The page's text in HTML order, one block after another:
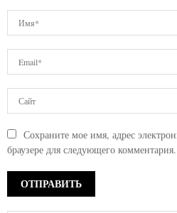
Сохраните мое имя, адрес
браузере для следующего комментария.